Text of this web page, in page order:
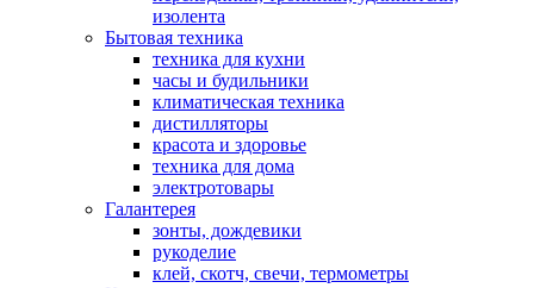
изолента
Бытовая техника
техника для кухни
часы и будильники
климатическая техника
дистилляторы
красота и здоровье
техника для дома
электротовары
Галантерея
зонты, дождевики
рукоделие
клей, скотч, свечи, термометры